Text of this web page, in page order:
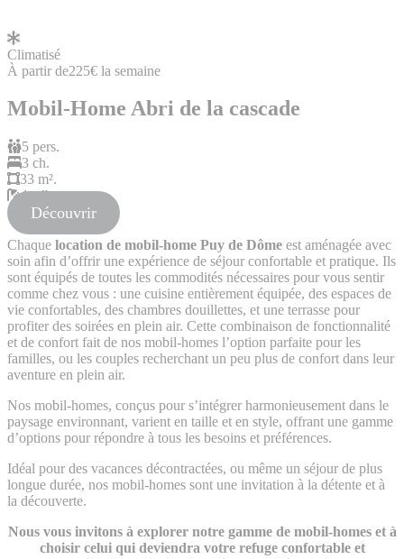
Climatisé
À partir de225€ la semaine
Mobil-Home Abri de la cascade
5 pers.
3 ch.
33 m².
1 sdb
Découvrir
Chaque location de mobil-home Puy de Dôme est aménagée avec
soin afin d’offrir une expérience de séjour confortable et pratique. Ils
sont équipés de toutes les commodités nécessaires pour vous sentir
comme chez vous : une cuisine entièrement équipée, des espaces de
vie confortables, des chambres douillettes, et une terrasse pour
profiter des soirées en plein air. Cette combinaison de fonctionnalité
et de confort fait de nos mobil-homes l’option parfaite pour les
familles, ou les couples recherchant un peu plus de confort dans leur
aventure en plein air.
Nos mobil-homes, conçus pour s’intégrer harmonieusement dans le
paysage environnant, varient en taille et en style, offrant une gamme
d’options pour répondre à tous les besoins et préférences.
Idéal pour des vacances décontractées, ou même un séjour de plus
longue durée, nos mobil-homes sont une invitation à la détente et à
la découverte.
Nous vous invitons à explorer notre gamme de mobil-homes et à
choisir celui qui deviendra votre refuge confortable et